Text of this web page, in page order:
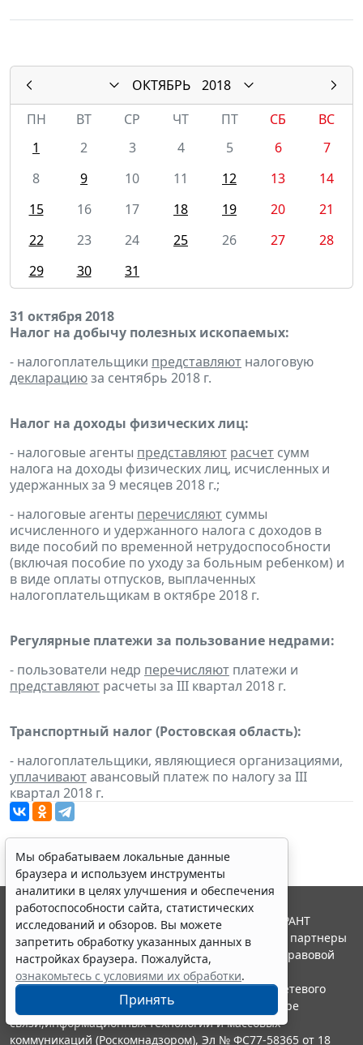
ОКТЯБРЬ
2018
ПН
ВТ СР ЧТ ПТ СБ
ВС
1
2 3 4 5 6
7
8
9 10 11 12 13
14
15
16 17 18 19 20
21
22
23 24 25 26 27
28
29
30 31
31 октября 2018
Налог на добычу полезных ископаемых:
- налогоплательщики представляют налоговую
декларациюза сентябрь 2018 г.
Налог на доходы физических лиц:
- налоговые агенты представляют расчет сумм
налога на доходы физических лиц, исчисленных и
удержанных за 9 месяцев 2018 г.;
- налоговые агенты перечисляют суммы
исчисленного и удержанного налога с доходов в
виде пособий по временной нетрудоспособности
(включая пособие по уходу за больным ребенком) и
в виде оплаты отпусков, выплаченных
налогоплательщикам в октябре 2018 г.
Регулярные платежи за пользование недрами:
- пользователи недр перечисляют платежи и
представляют расчеты за III квартал 2018 г.
Транспортный налог (Ростовская область):
- налогоплательщики, являющиеся организациями,
уплачиваютавансовый платеж по налогу за III
квартал 2018 г.
Мы обрабатываем локальные данные
браузера и используем инструменты
аналитики в целях улучшения и обеспечения
работоспособности сайта, статистических
исследований и обзоров. Вы можете
запретить обработку указанных данных в
настройках браузера. Пожалуйста,
ознакомьтесь с условиями их обработки.
Принять
© ООО "НПП "ГАРАНТ-СЕРВИС", 2026. Система ГАРАНТ
выпускается с 1990 года. Компания "Гарант" и ее партнеры
являются участниками Российской ассоциации правовой
информации ГАРАНТ.
Портал ГАРАНТ.РУ зарегистрирован в качестве сетевого
издания Федеральной службой по надзору в сфере
связи,информационных технологий и массовых
коммуникаций (Роскомнадзором), Эл № ФС77-58365 от 18